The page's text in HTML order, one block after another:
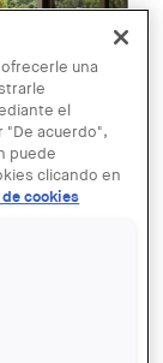
una
el
"De acuerdo",
puede
clicando en
cookies